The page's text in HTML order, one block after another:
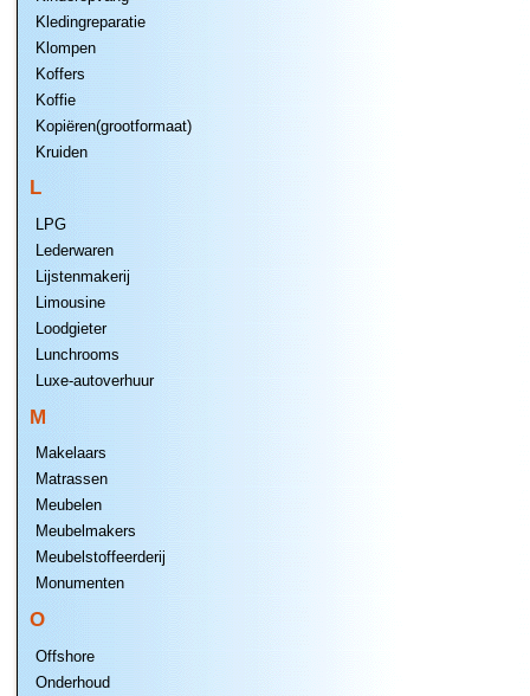
Kledingreparatie
Klompen
Koffers
Koffie
Kopiëren(grootformaat)
Kruiden
L
LPG
Lederwaren
Lijstenmakerij
Limousine
Loodgieter
Lunchrooms
Luxe-autoverhuur
M
Makelaars
Matrassen
Meubelen
Meubelmakers
Meubelstoffeerderij
Monumenten
O
Offshore
Onderhoud